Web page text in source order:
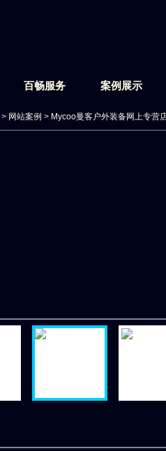
百畅服务 案例展示
> 网站案例 > Mycoo曼客户外装备网上专营